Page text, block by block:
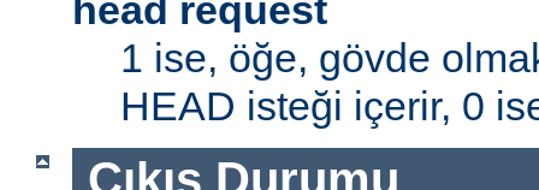
head request
1 ise, öğe, gövde
HEAD isteği içerir, 0
Çıkış Durumu